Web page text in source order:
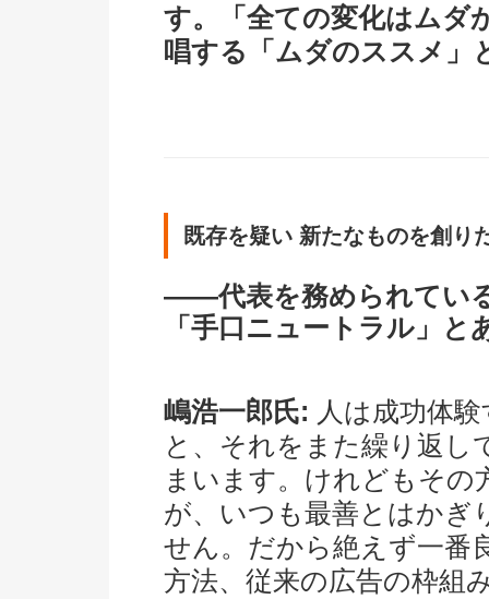
す。「全ての変化はムダ
唱する「ムダのススメ」
既存を疑い 新たなものを創り
――代表を務められてい
「手口ニュートラル」と
嶋浩一郎氏: 人は成功体
と、それをまた繰り返し
まいます。けれどもその
が、いつも最善とはかぎ
せん。だから絶えず一番
方法、従来の広告の枠組